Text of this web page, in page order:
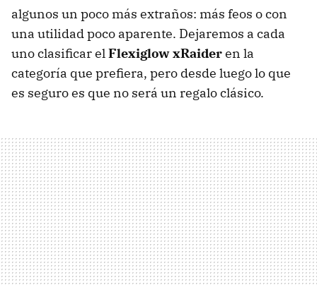
algunos un poco más extraños: más feos o con
una utilidad poco aparente. Dejaremos a cada
uno clasificar elFlexiglow xRaideren la
categoría que prefiera, pero desde luego lo que
es seguro es que no será un regalo clásico.